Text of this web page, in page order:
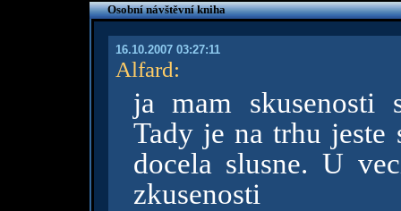
Osobní návštěvní kniha
16.10.2007 03:27:11
Alfard:
ja mam skusenosti
Tady je na trhu jeste
docela slusne. U
zkusenosti